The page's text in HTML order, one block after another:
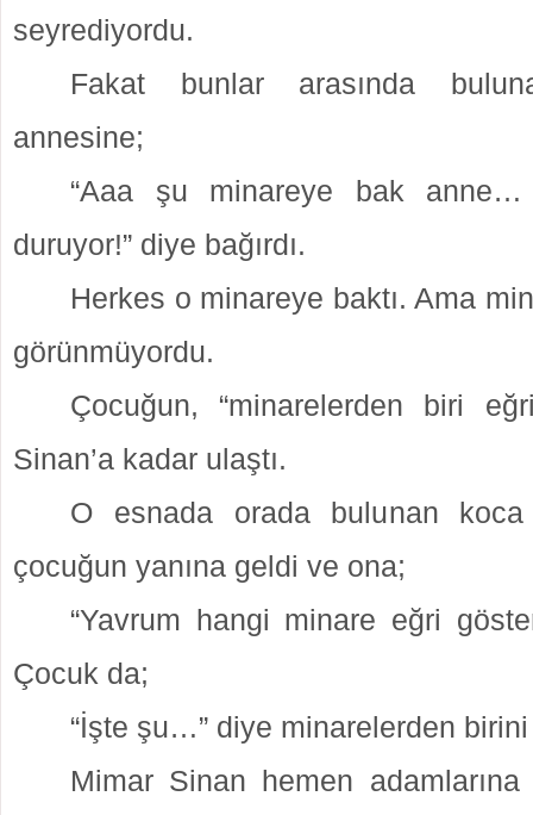
seyrediyordu.
Fakat bunlar arasında
annesine;
“Aaa şu minareye bak
duruyor!” diye bağırdı.
Herkes o minareye baktı. Ama
görünmüyordu.
Çocuğun, “minarelerden biri
Sinan’a kadar ulaştı.
O esnada orada bulunan
çocuğun yanına geldi ve ona;
“Yavrum hangi minare eğri
Çocuk da;
“İşte şu…” diye minarelerden
Mimar Sinan hemen